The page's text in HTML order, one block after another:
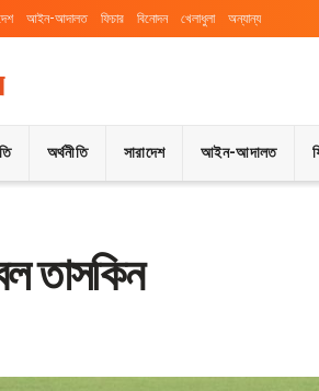
আইন-আদালত ফিচার বিনোদন খেলাধুলা অন্যান্য
অর্থনীতি সারাদেশ আইন-আদালত
তাসকিন